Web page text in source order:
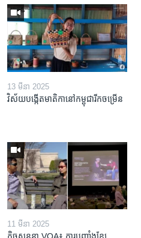
13 មីនា 2025
វិស័យ​បង្កើត​មាតិកា​នៅ​កម្ពុជា​រីក​ចម្រើន
11 មីនា 2025